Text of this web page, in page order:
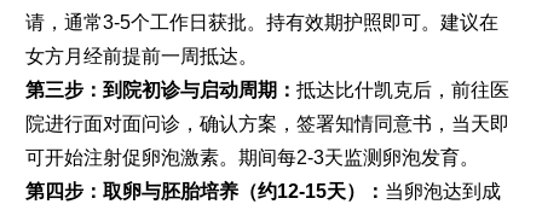
请，通常3-5个工作日获批。持有效期护照即可。建议在
女方月经前提前一周抵达。
第三步：到院初诊与启动周期： 抵达比什凯克后，前往医
院进行面对面问诊，确认方案，签署知情同意书，当天即
可开始注射促卵泡激素。期间每2-3天监测卵泡发育。
第四步：取卵与胚胎培养（约12-15天）： 当卵泡达到成